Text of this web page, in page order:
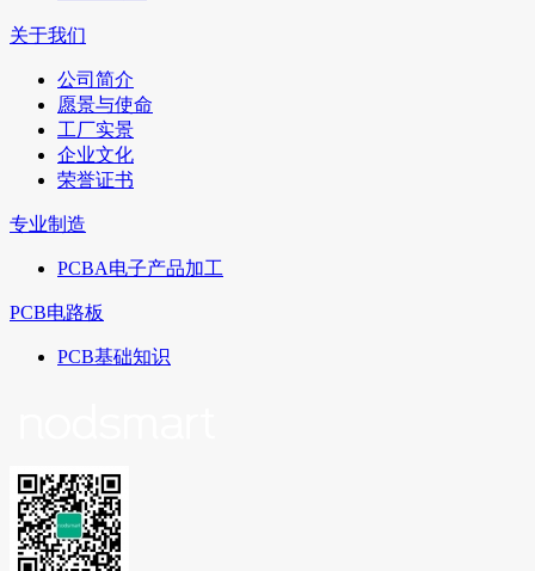
关于我们
公司简介
愿景与使命
工厂实景
企业文化
荣誉证书
专业制造
PCBA电子产品加工
PCB电路板
PCB基础知识